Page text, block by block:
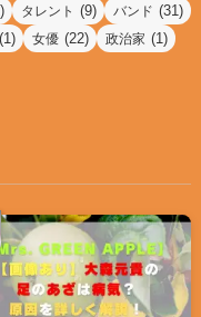
タレント (9) バンド (31)
(1) 女優 (22) 政治家 (1)